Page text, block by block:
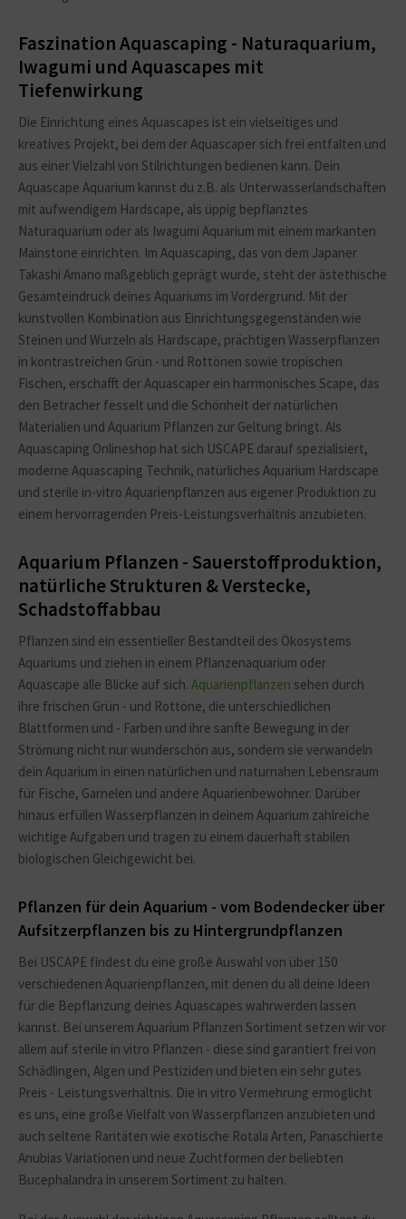
Faszination Aquascaping - Naturaquarium,
Iwagumi und Aquascapes mit
Tiefenwirkung
Die Einrichtung eines Aquascapes ist ein vielseitiges und
kreatives Projekt, bei dem der Aquascaper sich frei entfalten und
aus einer Vielzahl von Stilrichtungen bedienen kann. Dein
Aquascape Aquarium kannst du z.B. als Unterwasserlandschaften
mit aufwendigem Hardscape, als üppig bepflanztes
Naturaquarium oder als Iwagumi Aquarium mit einem markanten
Mainstone einrichten. Im Aquascaping, das von dem Japaner
Takashi Amano maßgeblich geprägt wurde, steht der ästethische
Gesamteindruck deines Aquariums im Vordergrund. Mit der
kunstvollen Kombination aus Einrichtungsgegenständen wie
Steinen und Wurzeln als Hardscape, prächtigen Wasserpflanzen
in kontrastreichen Grün - und Rottönen sowie tropischen
Fischen, erschafft der Aquascaper ein harrmonisches Scape, das
den Betracher fesselt und die Schönheit der natürlichen
Materialien und Aquarium Pflanzen zur Geltung bringt. Als
Aquascaping Onlineshop hat sich USCAPE darauf spezialisiert,
moderne Aquascaping Technik, natürliches Aquarium Hardscape
und sterile in-vitro Aquarienpflanzen aus eigener Produktion zu
einem hervorragenden Preis-Leistungsverhältnis anzubieten.
Aquarium Pflanzen - Sauerstoffproduktion,
natürliche Strukturen & Verstecke,
Schadstoffabbau
Pflanzen sind ein essentieller Bestandteil des Ökosystems
Aquariums und ziehen in einem Pflanzenaquarium oder
Aquascape alle Blicke auf sich. Aquarienpflanzen sehen durch
ihre frischen Grün - und Rottöne, die unterschiedlichen
Blattformen und - Farben und ihre sanfte Bewegung in der
Strömung nicht nur wunderschön aus, sondern sie verwandeln
dein Aquarium in einen natürlichen und naturnahen Lebensraum
für Fische, Garnelen und andere Aquarienbewohner. Darüber
hinaus erfüllen Wasserpflanzen in deinem Aquarium zahlreiche
wichtige Aufgaben und tragen zu einem dauerhaft stabilen
biologischen Gleichgewicht bei.
Pflanzen für dein Aquarium - vom Bodendecker über
Aufsitzerpflanzen bis zu Hintergrundpflanzen
Bei USCAPE findest du eine große Auswahl von über 150
verschiedenen Aquarienpflanzen, mit denen du all deine Ideen
für die Bepflanzung deines Aquascapes wahrwerden lassen
kannst. Bei unserem Aquarium Pflanzen Sortiment setzen wir vor
allem auf sterile in vitro Pflanzen - diese sind garantiert frei von
Schädlingen, Algen und Pestiziden und bieten ein sehr gutes
Preis - Leistungsverhältnis. Die in vitro Vermehrung ermöglicht
es uns, eine große Vielfalt von Wasserpflanzen anzubieten und
auch seltene Raritäten wie exotische Rotala Arten, Panaschierte
Anubias Variationen und neue Zuchtformen der beliebten
Bucephalandra in unserem Sortiment zu halten.